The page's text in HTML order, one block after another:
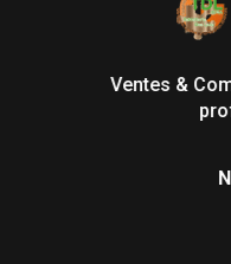
Ventes &